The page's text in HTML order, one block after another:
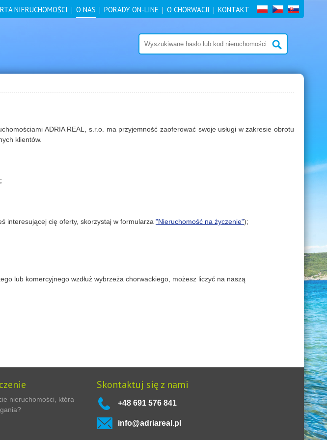
NIERUCHOMOŚCI O NAS PORADY ON-LINE O CHORWACJI KONTAKT
ADRIA REAL, s.r.o. ma przyjemność zaoferować swoje usługi w zakresie obrotu
klientów.
interesującej cię oferty, skorzystaj w formularza "Nieruchomość na życzenie");
lub komercyjnego wzdłuż wybrzeża chorwackiego, możesz liczyć na naszą
nieruchomości, która
Skontaktuj się z nami
+48 691 576 841
info@adriareal.pl